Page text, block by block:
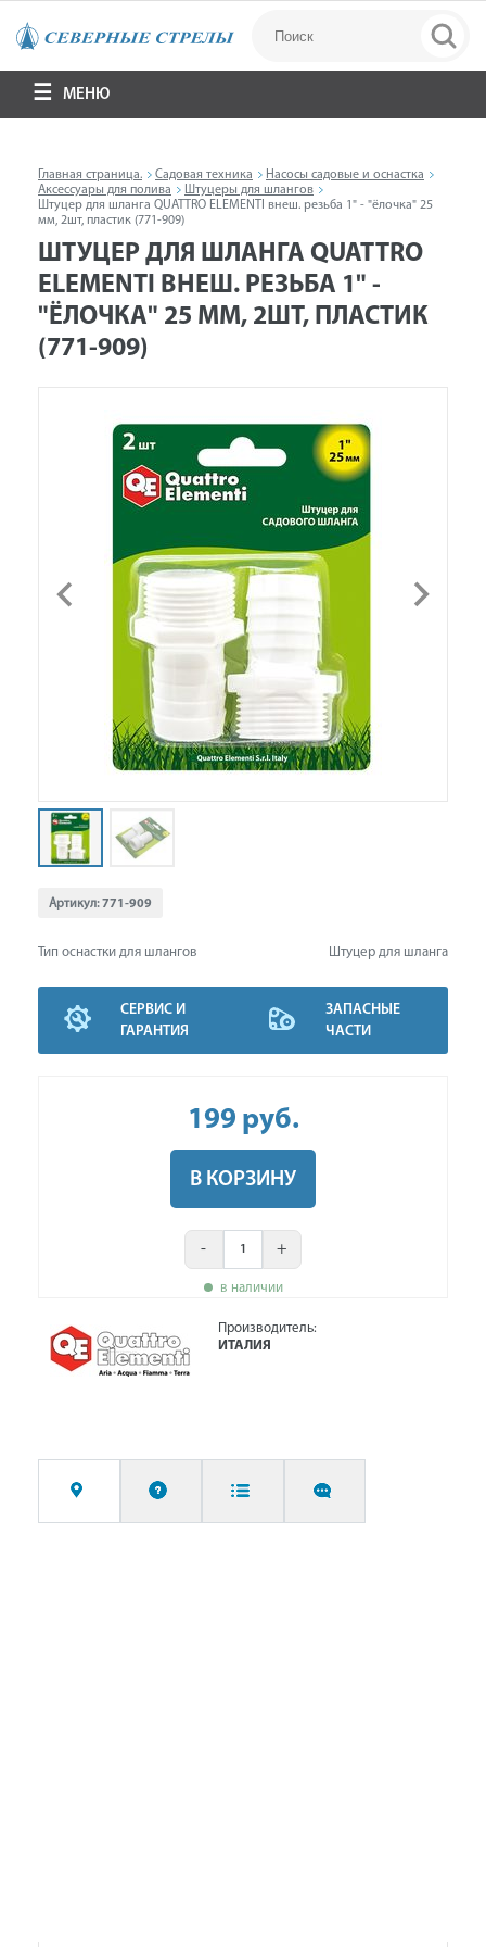
МЕНЮ
Главная страница. Садовая техника
Насосы садовые и оснастка
Аксессуары для полива
Штуцеры для шлангов
Штуцер для шланга QUATTRO ELEMENTI внеш. резьба 1" - "ёлочка" 25
мм, 2шт, пластик (771-909)
ШТУЦЕР ДЛЯ ШЛАНГА QUATTRO
ELEMENTI ВНЕШ. РЕЗЬБА 1" -
"ЁЛОЧКА" 25 ММ, 2ШТ, ПЛАСТИК
(771-909)
Артикул:771-909
Тип оснастки для шлангов Штуцер для шланга
СЕРВИС И
ГАРАНТИЯ
ЗАПАСНЫЕ
ЧАСТИ
199 руб.
В КОРЗИНУ
- +
в наличии
Производитель:
ИТАЛИЯ